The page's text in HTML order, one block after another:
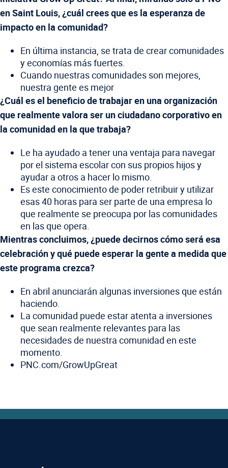
en Saint Louis, ¿cuál crees que es la esperanza de
impacto en la comunidad?
En última instancia, se trata de crear comunidades
y economías más fuertes.
Cuando nuestras comunidades son mejores,
nuestra gente es mejor
¿Cuál es el beneficio de trabajar en una organización
que realmente valora ser un ciudadano corporativo en
la comunidad en la que trabaja?
Le ha ayudado a tener una ventaja para navegar
por el sistema escolar con sus propios hijos y
ayudar a otros a hacer lo mismo.
Es este conocimiento de poder retribuir y utilizar
esas 40 horas para ser parte de una empresa lo
que realmente se preocupa por las comunidades
en las que opera.
Mientras concluimos, ¿puede decirnos cómo será esa
celebración y qué puede esperar la gente a medida que
este programa crezca?
En abril anunciarán algunas inversiones que están
haciendo.
La comunidad puede estar atenta a inversiones
que sean realmente relevantes para las
necesidades de nuestra comunidad en este
momento.
PNC.com/GrowUpGreat